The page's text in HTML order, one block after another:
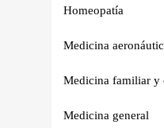
Homeopatía
Medicina
Medicina familiar y
Medicina general